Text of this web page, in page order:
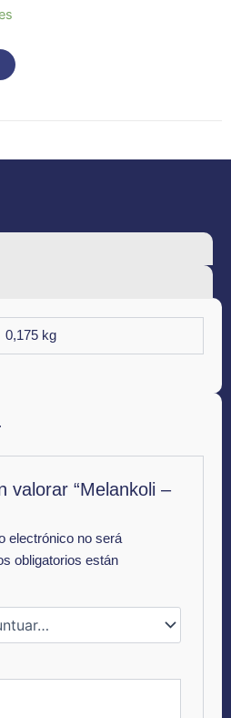
0,175 kg
valorar “Melankoli –
electrónico no será
obligatorios están